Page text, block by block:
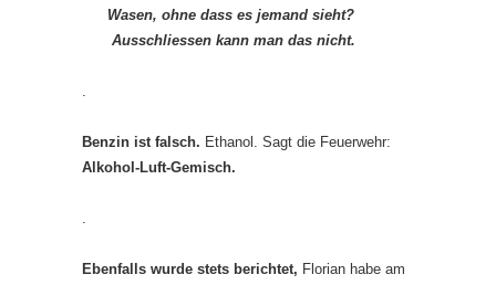
Wasen, ohne dass es jemand sieht?
Ausschliessen kann man das nicht.
.
Benzin ist falsch. Ethanol. Sagt die Feuerwehr:
Alkohol-Luft-Gemisch.
.
Ebenfalls wurde stets berichtet, Florian habe am